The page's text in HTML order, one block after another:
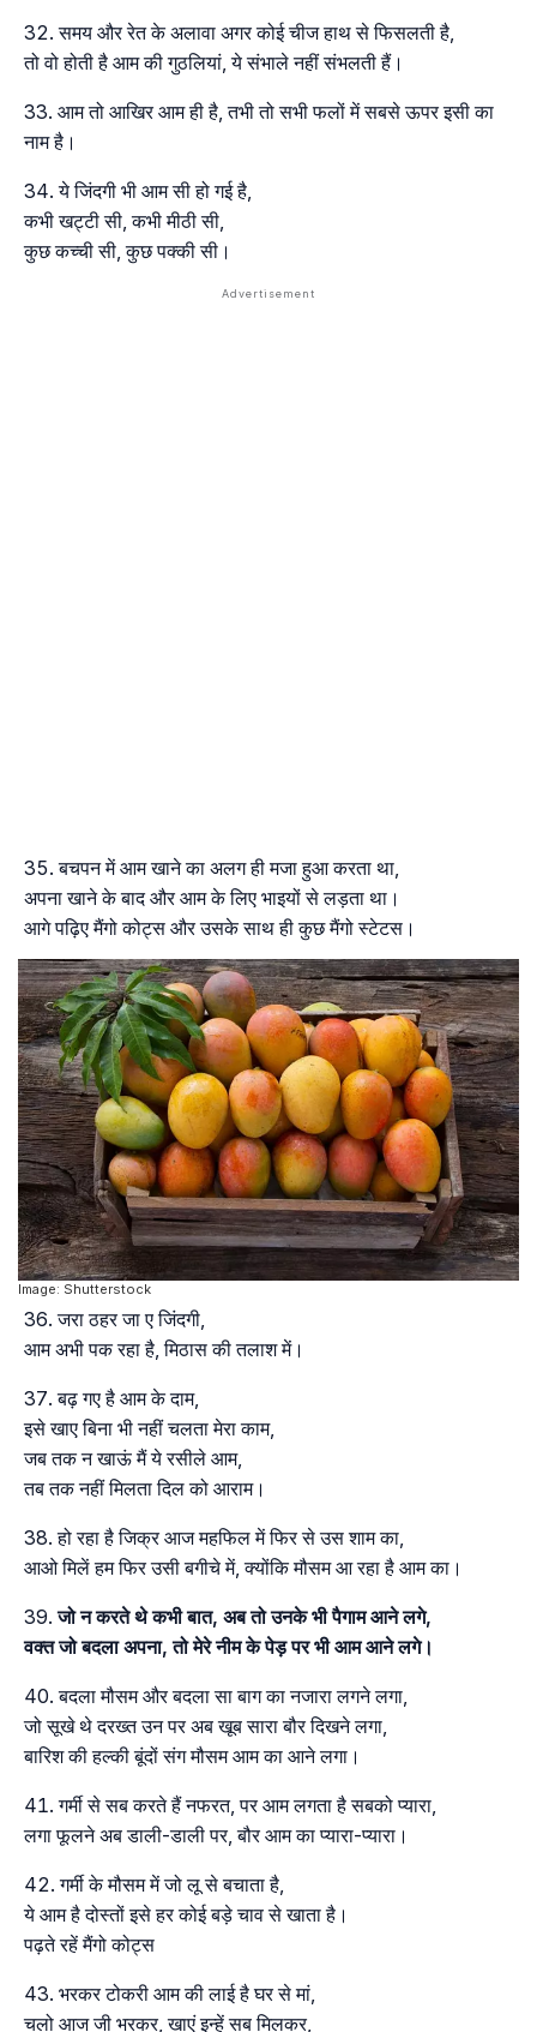
समय और रेत के अलावा अगर कोई चीज हाथ से फिसलती है,
तो वो होती है आम की गुठलियां, ये संभाले नहीं संभलती हैं।
आम तो आखिर आम ही है, तभी तो सभी फलों में सबसे ऊपर इसी का
नाम है।
ये जिंदगी भी आम सी हो गई है,
कभी खट्टी सी, कभी मीठी सी,
कुछ कच्ची सी, कुछ पक्की सी।
बचपन में आम खाने का अलग ही मजा हुआ करता था,
अपना खाने के बाद और आम के लिए भाइयों से लड़ता था।
आगे पढ़िए मैंगो कोट्स और उसके साथ ही कुछ मैंगो स्टेटस।
Image: Shutterstock
जरा ठहर जा ए जिंदगी,
आम अभी पक रहा है, मिठास की तलाश में।
बढ़ गए है आम के दाम,
इसे खाए बिना भी नहीं चलता मेरा काम,
जब तक न खाऊं मैं ये रसीले आम,
तब तक नहीं मिलता दिल को आराम।
हो रहा है जिक्र आज महफिल में फिर से उस शाम का,
आओ मिलें हम फिर उसी बगीचे में, क्योंकि मौसम आ रहा है आम का।
जो न करते थे कभी बात, अब तो उनके भी पैगाम आने लगे,
वक्त जो बदला अपना, तो मेरे नीम के पेड़ पर भी आम आने लगे।
बदला मौसम और बदला सा बाग का नजारा लगने लगा,
जो सूखे थे दरख्त उन पर अब खूब सारा बौर दिखने लगा,
बारिश की हल्की बूंदों संग मौसम आम का आने लगा।
गर्मी से सब करते हैं नफरत, पर आम लगता है सबको प्यारा,
लगा फूलने अब डाली-डाली पर, बौर आम का प्यारा-प्यारा।
गर्मी के मौसम में जो लू से बचाता है,
ये आम है दोस्तों इसे हर कोई बड़े चाव से खाता है।
पढ़ते रहें मैंगो कोट्स
भरकर टोकरी आम की लाई है घर से मां,
चलो आज जी भरकर, खाएं इन्हें सब मिलकर,